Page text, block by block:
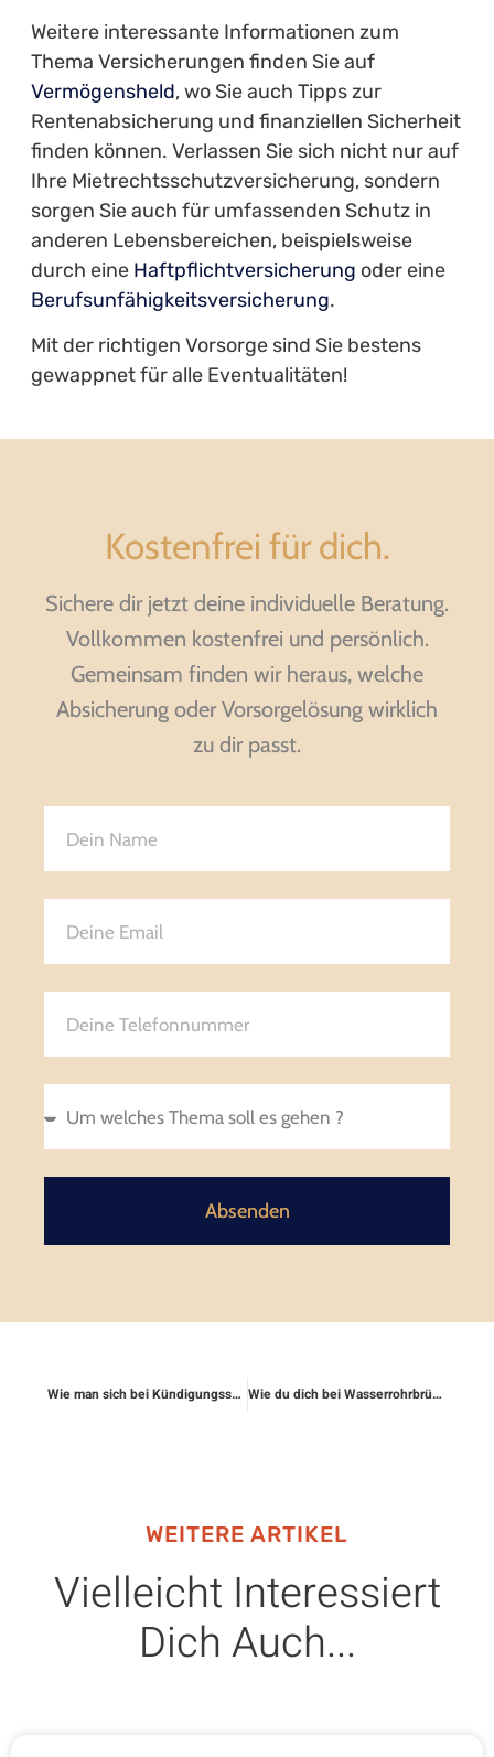
Weitere interessante Informationen zum
Thema Versicherungen finden Sie auf
Vermögensheld, wo Sie auch Tipps zur
Rentenabsicherung und finanziellen Sicherheit
finden können. Verlassen Sie sich nicht nur auf
Ihre Mietrechtsschutzversicherung, sondern
sorgen Sie auch für umfassenden Schutz in
anderen Lebensbereichen, beispielsweise
durch eine Haftpflichtversicherung oder eine
Berufsunfähigkeitsversicherung.
Mit der richtigen Vorsorge sind Sie bestens
gewappnet für alle Eventualitäten!
Kostenfrei für dich.
Sichere dir jetzt deine individuelle Beratung.
Vollkommen kostenfrei und persönlich.
Gemeinsam finden wir heraus, welche
Absicherung oder Vorsorgelösung wirklich
zu dir passt.
Absenden
Wie man sich bei Kündigungsschutzklagen absichert Wie du dich bei Wasserrohrbrüchen und Folgeschäden absicherst
WEITERE ARTIKEL
Vielleicht Interessiert
Dich Auch...